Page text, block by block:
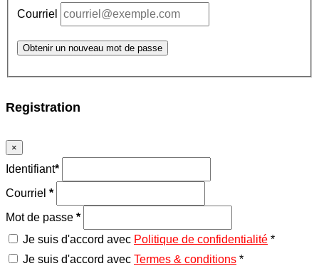
Courriel
Obtenir un nouveau mot de passe
Registration
×
Identifiant*
Courriel *
Mot de passe *
Je suis d'accord avec Politique de confidentialité *
Je suis d'accord avec Termes & conditions *